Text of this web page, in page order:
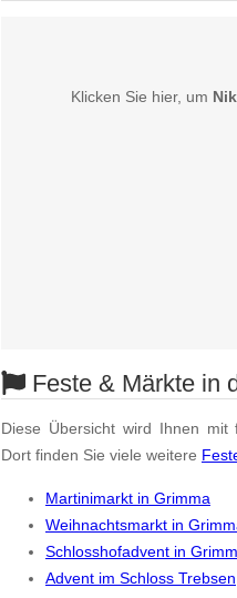
Klicken Sie hier, um
Feste & Märkte in
Diese Übersicht wird Ihnen mit
Dort finden Sie viele weitere
Martinimarkt in Grimma
Weihnachtsmarkt in
Schlosshofadvent in
Advent im Schloss Trebsen